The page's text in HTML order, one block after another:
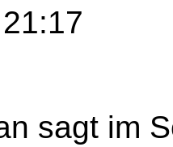
sagt im